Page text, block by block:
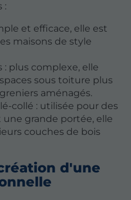
:
et efficace, elle est
maisons de style
: plus complexe, elle
sous toiture plus
aménagés.
collé : utilisée pour des
grande portée, elle
couches de bois
d'une